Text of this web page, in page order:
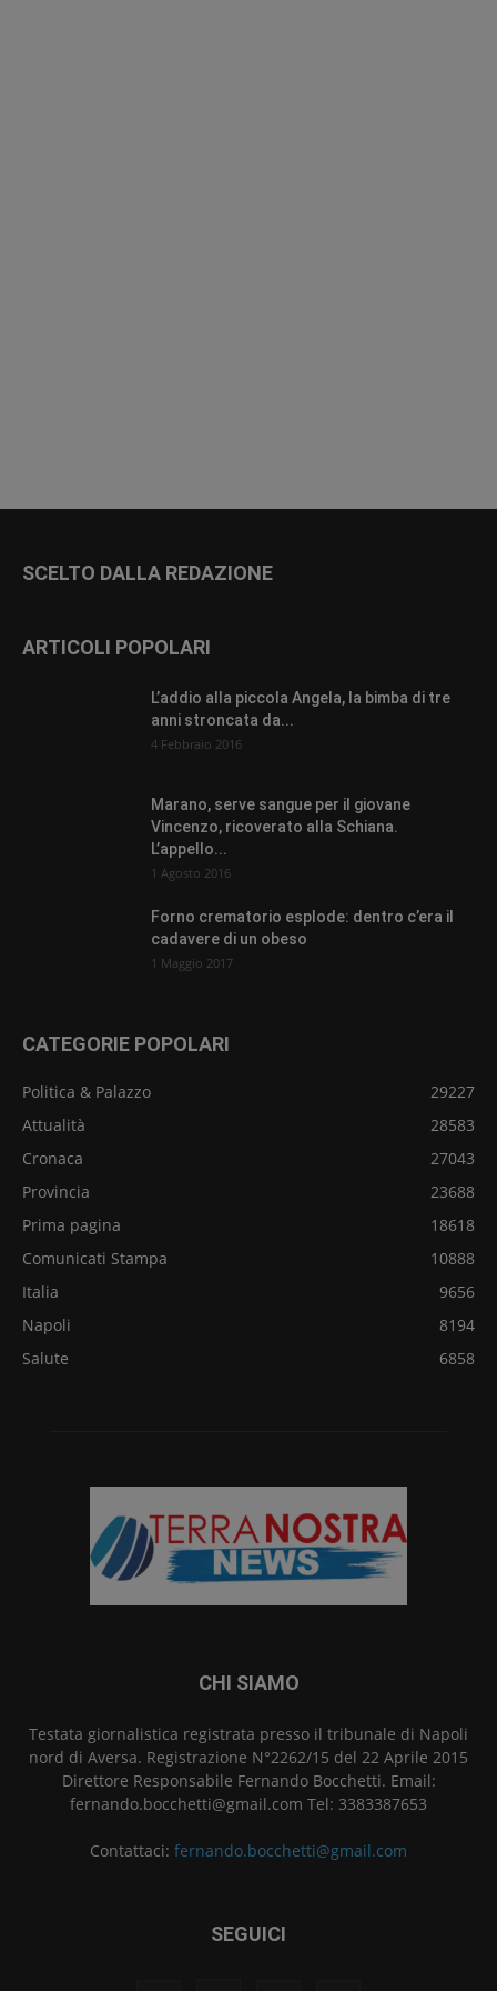
SCELTO DALLA REDAZIONE
ARTICOLI POPOLARI
L’addio alla piccola Angela, la bimba di tre
anni stroncata da...
4 Febbraio 2016
Marano, serve sangue per il giovane
Vincenzo, ricoverato alla Schiana.
L’appello...
1 Agosto 2016
Forno crematorio esplode: dentro c’era il
cadavere di un obeso
1 Maggio 2017
CATEGORIE POPOLARI
Politica & Palazzo
29227
Attualità
28583
Cronaca
27043
Provincia
23688
Prima pagina
18618
Comunicati Stampa
10888
Italia
9656
Napoli
8194
Salute
6858
CHI SIAMO
Testata giornalistica registrata presso il tribunale di Napoli
nord di Aversa. Registrazione N°2262/15 del 22 Aprile 2015
Direttore Responsabile Fernando Bocchetti. Email:
fernando.bocchetti@gmail.com Tel: 3383387653
Contattaci: fernando.bocchetti@gmail.com
SEGUICI